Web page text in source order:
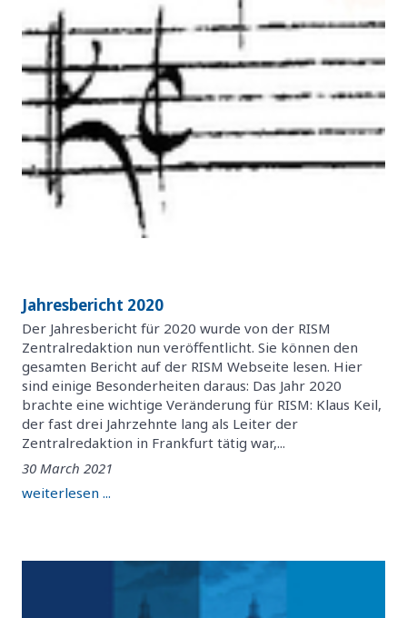
Jahresbericht 2020
Der Jahresbericht für 2020 wurde von der RISM
Zentralredaktion nun veröffentlicht. Sie können den
gesamten Bericht auf der RISM Webseite lesen. Hier
sind einige Besonderheiten daraus: Das Jahr 2020
brachte eine wichtige Veränderung für RISM: Klaus Keil,
der fast drei Jahrzehnte lang als Leiter der
Zentralredaktion in Frankfurt tätig war,...
30 March 2021
weiterlesen ...